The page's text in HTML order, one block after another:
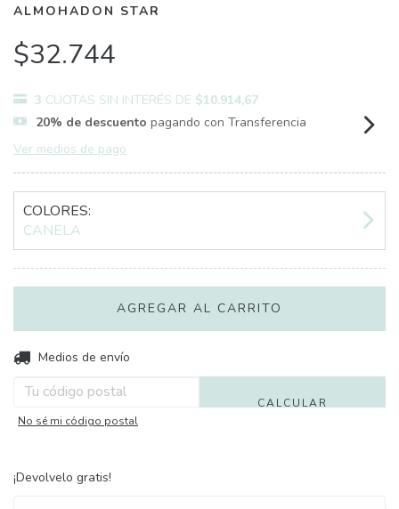
ALMOHADON STAR
$32.744
3 CUOTAS SIN INTERÉS DE $10.914,67
20% de descuento pagando con Transferencia
Ver medios de pago
COLORES:
CANELA
Entregas para el CP:
Medios de envío
CALCULAR
No sé mi código postal
¡Devolvelo gratis!